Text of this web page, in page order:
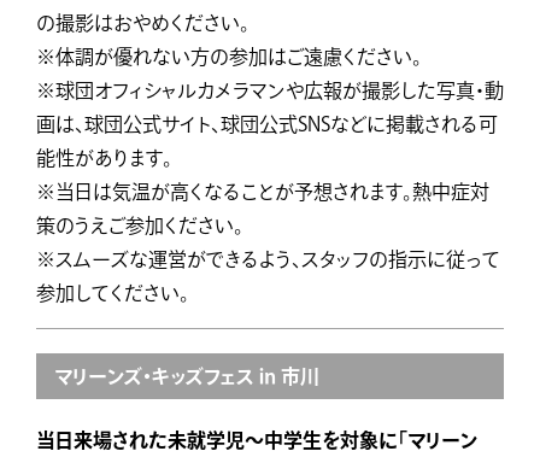
の撮影はおやめください。
※体調が優れない方の参加はご遠慮ください。
※球団オフィシャルカメラマンや広報が撮影した写真・動
画は、球団公式サイト、球団公式SNSなどに掲載される可
能性があります。
※当日は気温が高くなることが予想されます。熱中症対
策のうえご参加ください。
※スムーズな運営ができるよう、スタッフの指示に従って
参加してください。
マリーンズ・キッズフェス ㏌ 市川
当日来場された未就学児〜中学生を対象に「マリーン